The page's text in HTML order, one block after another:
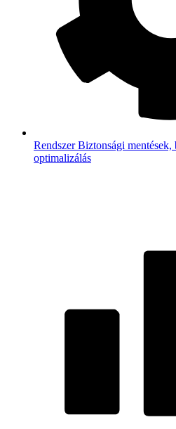
RendszerBiztonsági
optimalizálás